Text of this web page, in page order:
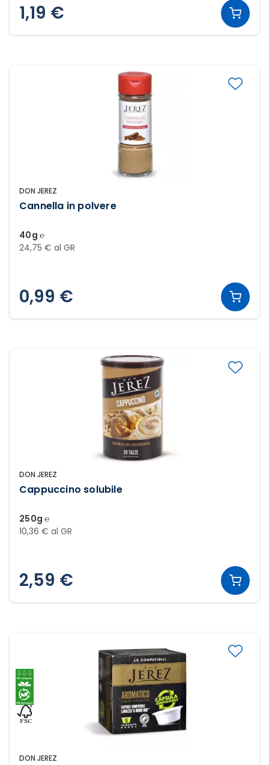
1,19 €
DON JEREZ
Cannella in polvere
40g ℮
24,75 € al GR
0,99 €
DON JEREZ
Cappuccino solubile
250g ℮
10,36 € al GR
2,59 €
DON JEREZ